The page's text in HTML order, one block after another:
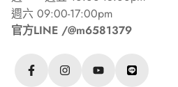
💧 氣球持久膠說明
正確塗抹後約可延長1~2倍漂浮時間
週六 09:00-17:00pm
官方LINE /@m6581379